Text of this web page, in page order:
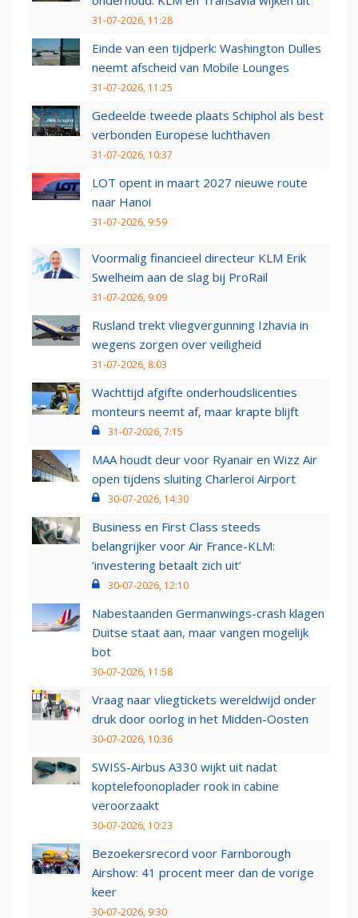
31-07-2026, 11:28
Einde van een tijdperk: Washington Dulles
neemt afscheid van Mobile Lounges
31-07-2026, 11:25
Gedeelde tweede plaats Schiphol als best
verbonden Europese luchthaven
31-07-2026, 10:37
LOT opent in maart 2027 nieuwe route
naar Hanoi
31-07-2026, 9:59
Voormalig financieel directeur KLM Erik
Swelheim aan de slag bij ProRail
31-07-2026, 9:09
Rusland trekt vliegvergunning Izhavia in
wegens zorgen over veiligheid
31-07-2026, 8:03
Wachttijd afgifte onderhoudslicenties
monteurs neemt af, maar krapte blijft
31-07-2026, 7:15
MAA houdt deur voor Ryanair en Wizz Air
open tijdens sluiting Charleroi Airport
30-07-2026, 14:30
Business en First Class steeds
belangrijker voor Air France-KLM:
‘investering betaalt zich uit’
30-07-2026, 12:10
Nabestaanden Germanwings-crash klagen
Duitse staat aan, maar vangen mogelijk
bot
30-07-2026, 11:58
Vraag naar vliegtickets wereldwijd onder
druk door oorlog in het Midden-Oosten
30-07-2026, 10:36
SWISS-Airbus A330 wijkt uit nadat
koptelefoonoplader rook in cabine
veroorzaakt
30-07-2026, 10:23
Bezoekersrecord voor Farnborough
Airshow: 41 procent meer dan de vorige
keer
30-07-2026, 9:30